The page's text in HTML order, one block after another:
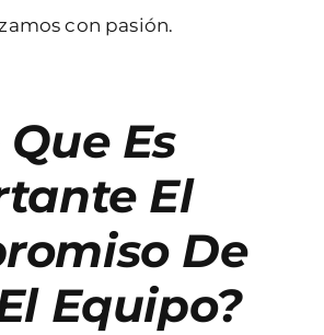
con pasión.
Es
El
De
Equipo?